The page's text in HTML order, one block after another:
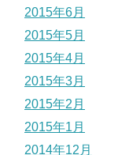
2015年6月
2015年5月
2015年4月
2015年3月
2015年2月
2015年1月
2014年12月